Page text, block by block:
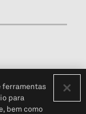
(em inglês)
Global
ferramentas
para
bem como